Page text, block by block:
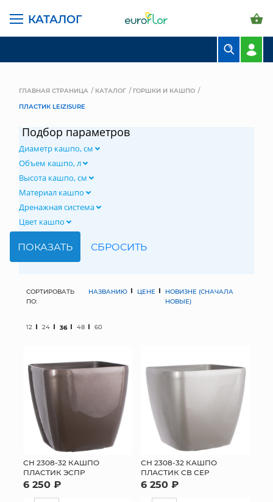
КАТАЛОГ
СВАДЕБНАЯ ФЛОРИСТИКА
МЯГКИЕ ИГРУШКИ
СУНДУКИ
ИСКУССТВЕННЫЕ ЦВЕТЫ
ПАКЕТЫ И СУМКИ
ТОРГОВЫЙ ЦЕНТР
ГЛАВНАЯ СТРАНИЦА КАТАЛОГ
ГОРШКИ И КАШПО
ПЛАСТИК LEIZISURE
Подбор параметров
Диаметр кашпо, см
Объем кашпо, л
Высота кашпо, см
Материал кашпо
Дренажная система
Цвет кашпо
СОРТИРОВАТЬ
ПО:
НАЗВАНИЮ ЦЕНЕ
НОВИЗНЕ (СНАЧАЛА
НОВЫЕ)
12 24 36 48 60
СН 2308-32 КАШПО
ПЛАСТИК ЭСПР
6 250 ₽
СН 2308-32 КАШПО
ПЛАСТИК СВ СЕР
6 250 ₽